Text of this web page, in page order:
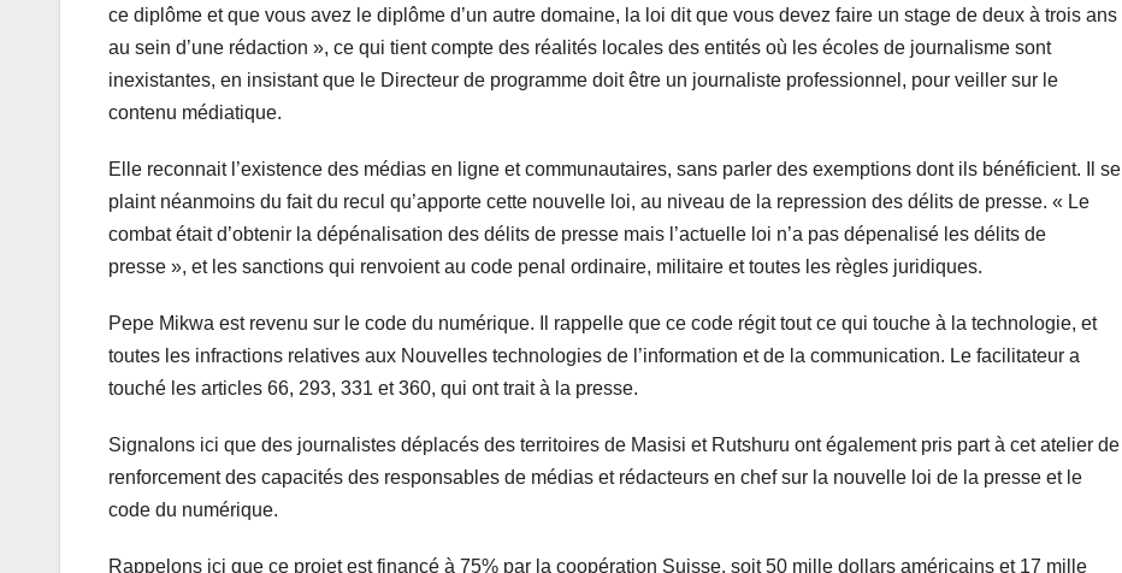
ce diplôme et que vous avez le diplôme d’un autre domaine, la loi dit que vous devez faire un stage de deux à trois ans
au sein d’une rédaction », ce qui tient compte des réalités locales des entités où les écoles de journalisme sont
inexistantes, en insistant que le Directeur de programme doit être un journaliste professionnel, pour veiller sur le
contenu médiatique.
Elle reconnait l’existence des médias en ligne et communautaires, sans parler des exemptions dont ils bénéficient. Il se
plaint néanmoins du fait du recul qu’apporte cette nouvelle loi, au niveau de la repression des délits de presse. « Le
combat était d’obtenir la dépénalisation des délits de presse mais l’actuelle loi n’a pas dépenalisé les délits de
presse », et les sanctions qui renvoient au code penal ordinaire, militaire et toutes les règles juridiques.
Pepe Mikwa est revenu sur le code du numérique. Il rappelle que ce code régit tout ce qui touche à la technologie, et
toutes les infractions relatives aux Nouvelles technologies de l’information et de la communication. Le facilitateur a
touché les articles 66, 293, 331 et 360, qui ont trait à la presse.
Signalons ici que des journalistes déplacés des territoires de Masisi et Rutshuru ont également pris part à cet atelier de
renforcement des capacités des responsables de médias et rédacteurs en chef sur la nouvelle loi de la presse et le
code du numérique.
Rappelons ici que ce projet est financé à 75% par la coopération Suisse, soit 50 mille dollars américains et 17 mille